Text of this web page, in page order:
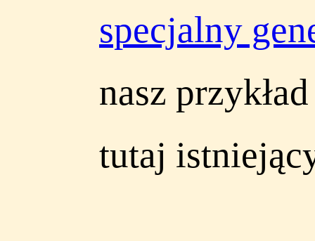
specjalny
nasz
tutaj